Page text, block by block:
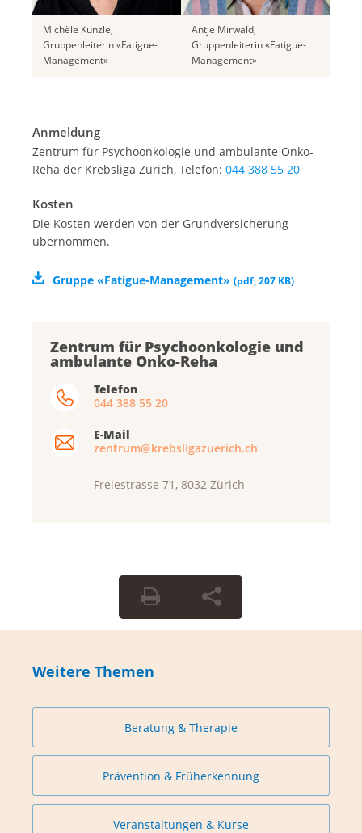
Michèle Künzle,
Gruppenleiterin «Fatigue-
Management»
Antje Mirwald,
Gruppenleiterin «Fatigue-
Management»
Anmeldung
Zentrum für Psychoonkologie und ambulante Onko-
Reha der Krebsliga Zürich, Telefon: 044 388 55 20
Kosten
Die Kosten werden von der Grundversicherung
übernommen.
Gruppe «Fatigue-Management» (pdf,207 KB)
Zentrum für Psychoonkologie und
ambulante Onko-Reha
Telefon
044 388 55 20
E-Mail
zentrum@krebsligazuerich.ch
Freiestrasse 71, 8032 Zürich
Weitere Themen
Beratung & Therapie
Prävention & Früherkennung
Veranstaltungen & Kurse